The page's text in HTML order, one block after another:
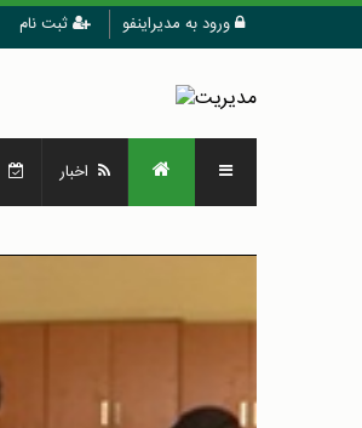
ورود به مدیراینفو ثبت نام
اخبار